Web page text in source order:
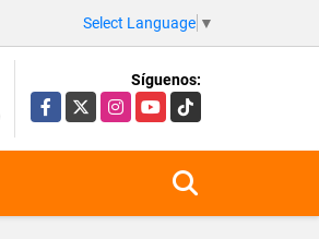
Select Language ▼
Síguenos:
Facebook
X InstagramYouTubeTikTok